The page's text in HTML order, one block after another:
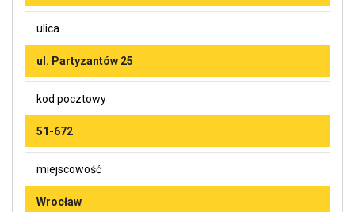
ulica
ul. Partyzantów 25
kod pocztowy
51-672
miejscowość
Wrocław